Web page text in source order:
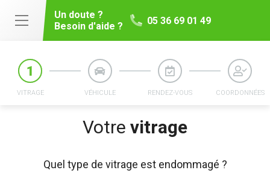
Un doute ?
Besoin d'aide ?
05 36 69 01 49
Votre vitrage
VITRAGE VÉHICULE RENDEZ-VOUS COORDONNÉES
Quel type de vitrage est endommagé ?